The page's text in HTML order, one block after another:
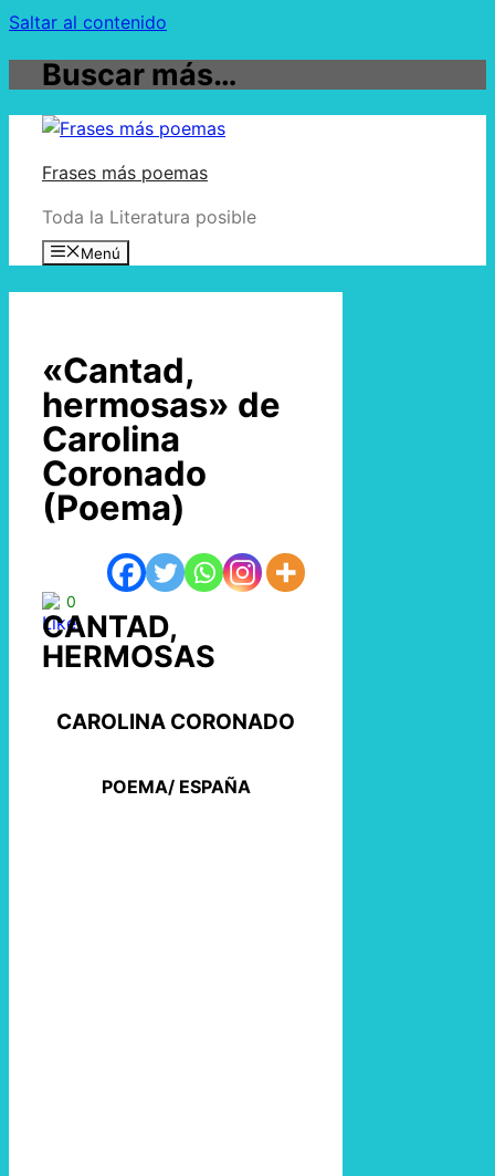
Saltar al contenido
Buscar más…
Frases más poemas
Toda la Literatura posible
Menú
«Cantad,
hermosas» de
Carolina
Coronado
(Poema)
0
CANTAD,
HERMOSAS
CAROLINA CORONADO
POEMA/ ESPAÑA